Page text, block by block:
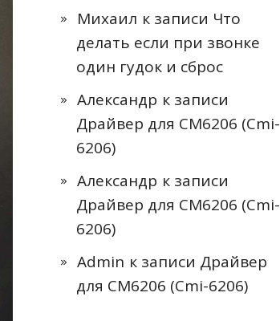
Михаил к записи Что
делать если при звонке
один гудок и сброс
Александр к записи
Драйвер для CM6206 (Cmi-
6206)
Александр к записи
Драйвер для CM6206 (Cmi-
6206)
Admin к записи Драйвер
для CM6206 (Cmi-6206)